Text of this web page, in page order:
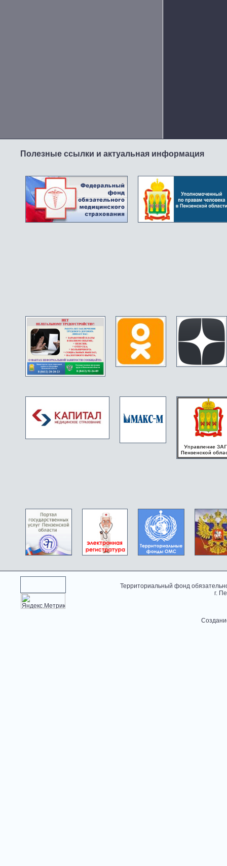
Полезные ссылки и актуальная информация
Территориальный фонд
г.